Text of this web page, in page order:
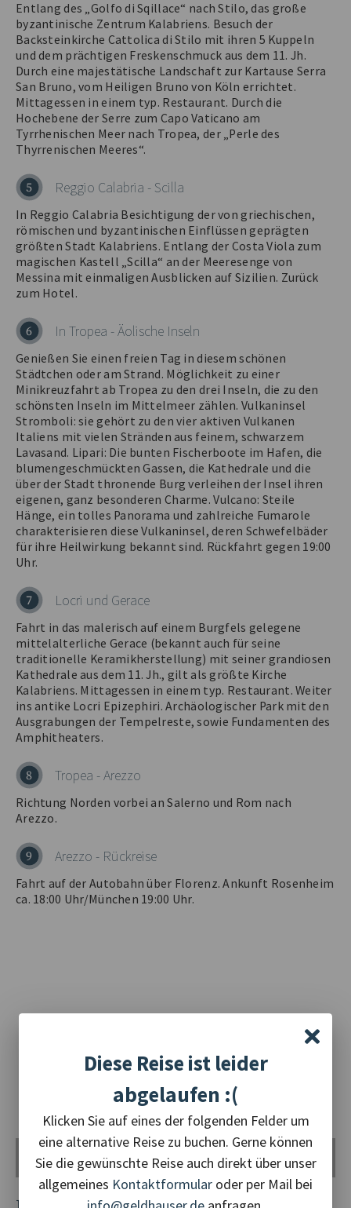
Entlang des „Golfo di Sqillace“ nach Stilo, das große
byzantinische Zentrum Kalabriens. Besuch der
Backsteinkirche Cattolica di Stilo mit ihren 5 Kuppeln
und dem prächtigen Freskenschmuck aus dem 11. Jh.
Durch eine majestätische Landschaft zur Kartause Serra
San Bruno, vom Heiligen Bruno von Köln errichtet.
Mittagessen in einem typ. Restaurant. Durch die
Hochebene der Serre zum Capo Vaticano am
Tyrrhenischen Meer nach Tropea, der „Perle des
Thyrrenischen Meeres“.
5 Reggio Calabria - Scilla
In Reggio Calabria Besichtigung der von griechischen,
römischen und byzantinischen Einflüssen geprägten
größten Stadt Kalabriens. Entlang der Costa Viola zum
magischen Kastell „Scilla“ an der Meeresenge von
Messina mit einmaligen Ausblicken auf Sizilien. Zurück
zum Hotel.
6 In Tropea - Äolische Inseln
Genießen Sie einen freien Tag in diesem schönen
Städtchen oder am Strand. Möglichkeit zu einer
Minikreuzfahrt ab Tropea zu den drei Inseln, die zu den
schönsten Inseln im Mittelmeer zählen. Vulkaninsel
Stromboli: sie gehört zu den vier aktiven Vulkanen
Italiens mit vielen Stränden aus feinem, schwarzem
Lavasand. Lipari: Die bunten Fischerboote im Hafen, die
blumengeschmückten Gassen, die Kathedrale und die
über der Stadt thronende Burg verleihen der Insel ihren
eigenen, ganz besonderen Charme. Vulcano: Steile
Hänge, ein tolles Panorama und zahlreiche Fumarole
charakterisieren diese Vulkaninsel, deren Schwefelbäder
für ihre Heilwirkung bekannt sind. Rückfahrt gegen 19:00
Uhr.
7 Locri und Gerace
Fahrt in das malerisch auf einem Burgfels gelegene
mittelalterliche Gerace (bekannt auch für seine
traditionelle Keramikherstellung) mit seiner grandiosen
Kathedrale aus dem 11. Jh., gilt als größte Kirche
Kalabriens. Mittagessen in einem typ. Restaurant. Weiter
ins antike Locri Epizephiri. Archäologischer Park mit den
Ausgrabungen der Tempelreste, sowie Fundamenten des
Amphitheaters.
8 Tropea - Arezzo
Richtung Norden vorbei an Salerno und Rom nach
Arezzo.
9 Arezzo - Rückreise
Fahrt auf der Autobahn über Florenz. Ankunft Rosenheim
ca. 18:00 Uhr/München 19:00 Uhr.
Diese Reise ist leider
abgelaufen :(
Klicken Sie auf eines der folgenden Felder um
eine alternative Reise zu buchen. Gerne können
Sie die gewünschte Reise auch direkt über unser
allgemeines Kontaktformular oder per Mail bei